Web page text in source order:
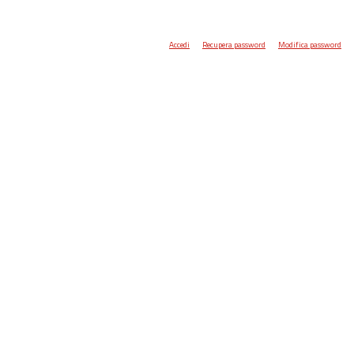
Accedi Recupera password Modifica password